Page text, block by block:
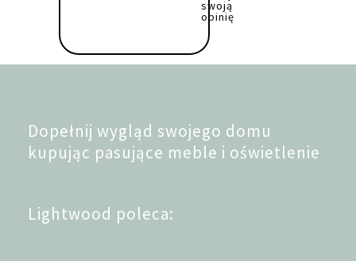
swoją
opinię
Dopełnij wygląd swojego domu
kupując pasujące meble i oświetlenie
Lightwood poleca: